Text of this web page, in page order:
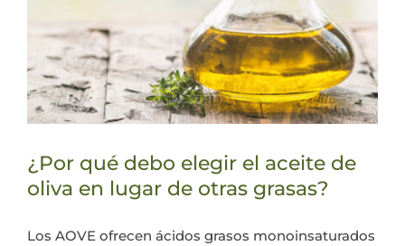
¿Por qué debo elegir el aceite de
oliva en lugar de otras grasas?
Los AOVE ofrecen ácidos grasos monoinsaturados